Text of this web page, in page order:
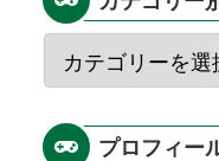
プロフィー